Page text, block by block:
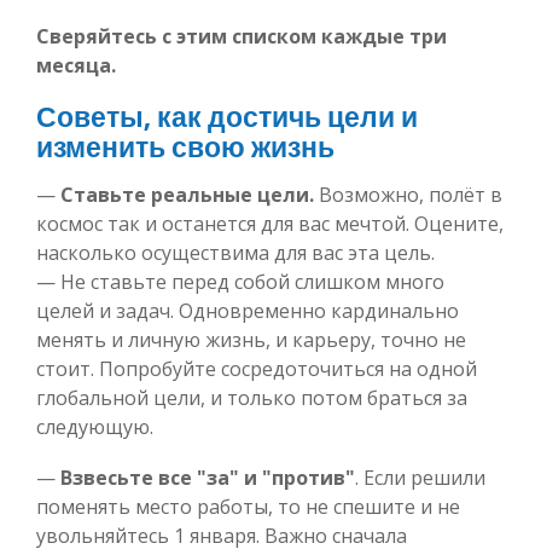
Сверяйтесь с этим списком каждые три
месяца.
Советы, как достичь цели и
изменить свою жизнь
— Ставьте реальные цели. Возможно, полёт в
космос так и останется для вас мечтой. Оцените,
насколько осуществима для вас эта цель.
— Не ставьте перед собой слишком много
целей и задач. Одновременно кардинально
менять и личную жизнь, и карьеру, точно не
стоит. Попробуйте сосредоточиться на одной
глобальной цели, и только потом браться за
следующую.
— Взвесьте все "за" и "против". Если решили
поменять место работы, то не спешите и не
увольняйтесь 1 января. Важно сначала